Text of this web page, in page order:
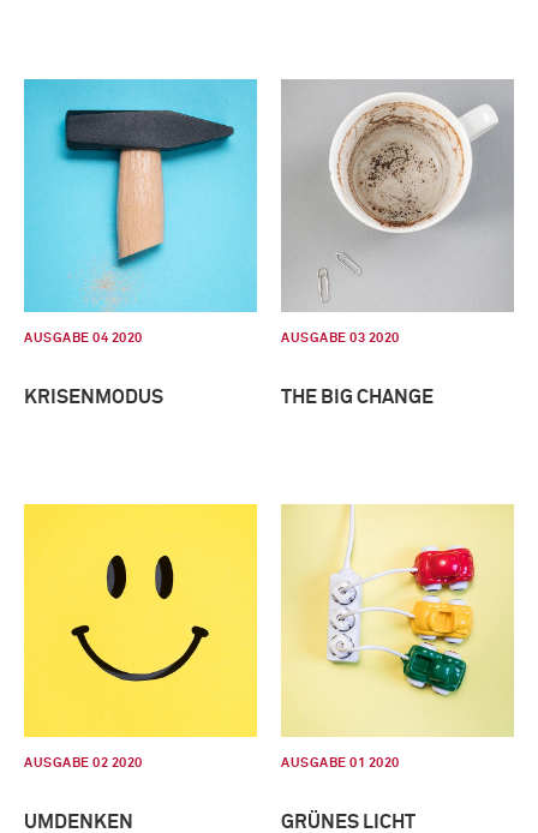
AUSGABE 04 2020
KRISENMODUS
AUSGABE 03 2020
THE BIG CHANGE
AUSGABE 02 2020
UMDENKEN
AUSGABE 01 2020
GRÜNES LICHT